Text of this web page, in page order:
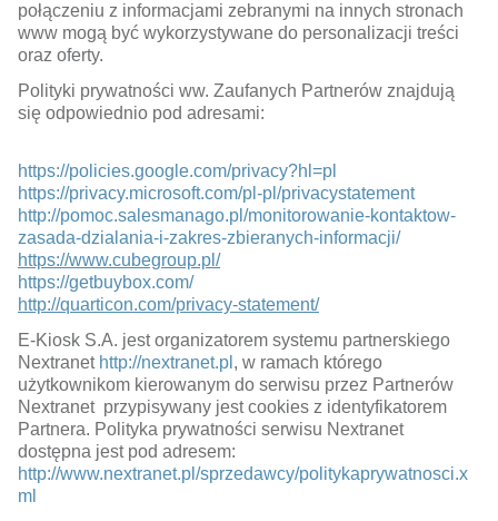
połączeniu z informacjami zebranymi na innych stronach
www mogą być wykorzystywane do personalizacji treści
oraz oferty.
Polityki prywatności ww. Zaufanych Partnerów znajdują
się odpowiednio pod adresami:
https://policies.google.com/privacy?hl=pl
https://privacy.microsoft.com/pl-pl/privacystatement
http://pomoc.salesmanago.pl/monitorowanie-kontaktow-
zasada-dzialania-i-zakres-zbieranych-informacji/
https://www.cubegroup.pl/
https://getbuybox.com/
http://quarticon.com/privacy-statement/
E-Kiosk S.A. jest organizatorem systemu partnerskiego
Nextranet http://nextranet.pl , w ramach którego
użytkownikom kierowanym do serwisu przez Partnerów
Nextranet przypisywany jest cookies z identyfikatorem
Partnera. Polityka prywatności serwisu Nextranet
dostępna jest pod adresem:
http://www.nextranet.pl/sprzedawcy/politykaprywatnosci.x
ml